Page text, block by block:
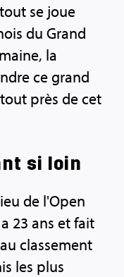
se joue
du Grand
la
ce grand
près de cet
si loin
de l'Open
23 ans et fait
classement
les plus